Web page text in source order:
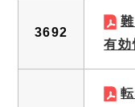
3692
有効